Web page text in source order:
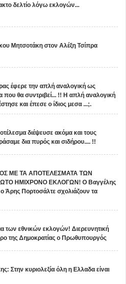
δελτίο λόγω εκλογών...
Μητσοτάκη στον Αλέξη Τσίπρα
έφερε την απλή αναλογική ως
που θα συντριβεί... !! Η απλή αναλογική
και έπεσε ο ίδιος μεσα ...;.
διέψευσε ακόμα και τους
δια πυρός και σιδήρου.... !!
ΜΕ ΤΑ ΑΠΟΤΕΛΕΣΜΑΤΑ ΤΩΝ
ΗΜΙΧΡΟΝΟ ΕΚΛΟΓΩΝ! Ο Βαγγέλης
Άρης Πορτοσάλτε σχολιάζουν τα
των εθνικών εκλογών! Διερευνητική
της Δημοκρατίας ο Πρωθυπουργός
Στην κυριολεξία όλη η Ελλαδα είναι